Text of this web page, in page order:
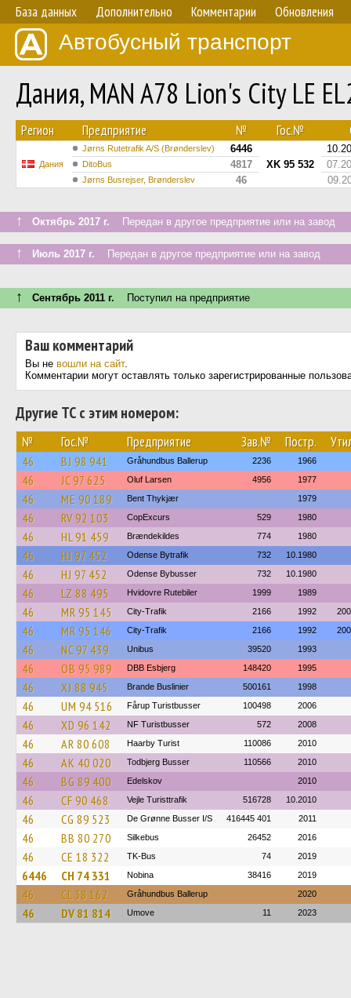
База данных Дополнительно Комментарии Обновления
Автобусный транспорт
Дания, MAN A78 Lion's City LE
Регион Предприятие № Гос.№
Дания
Jørns Rutetrafik A/S (Brønderslev)
6446
XK 95 532
DitoBus 4817
Jørns Busrejser, Brønderslev 46
↑ Октябрь 2017 г. Передан в другое предприятие или на завод
↑ Июль 2017 г. Передан в другое предприятие или на завод
↑ Сентябрь 2011 г. Поступил на предприятие
Ваш комментарий
Вы не вошли на сайт.
Комментарии могут оставлять только зарегистрированные
Другие ТС с этим номером:
№ Гос.№ Предприятие Зав.№ Постр.
46 BJ 98 941 Gråhundbus Ballerup 2236 1966
46 JC 97 625 Oluf Larsen 4956 1977
46 ME 90 189 Bent Thykjær 1979
46 RV 92 103 CopExcurs 529 1980
46 HL 91 459 Brændekildes 774 1980
46 HJ 97 452 Odense Bytrafik 732 10.1980
46 HJ 97 452 Odense Bybusser 732 10.1980
46 LZ 88 495 Hvidovre Rutebiler 1999 1989
46 MR 95 145 City-Trafik 2166 1992
46 MR 95 146 City-Trafik 2166 1992
46 NC 97 439 Unibus 39520 1993
46 OB 95 989 DBB Esbjerg 148420 1995
46 XJ 88 945 Brande Buslinier 500161 1998
46 UM 94 516 Fårup Turistbusser 100498 2006
46 XD 96 142 NF Turistbusser 572 2008
46 AR 80 608 Haarby Turist 110086 2010
46 AK 40 020 Todbjerg Busser 110566 2010
46 BG 89 400 Edelskov 2010
46 CF 90 468 Vejle Turisttrafik 516728 10.2010
46 CG 89 523 De Grønne Busser I/S 416445 401 2011
46 BB 80 270 Silkebus 26452 2016
46 CE 18 322 TK-Bus 74 2019
6446 CH 74 331 Nobina 38416 2019
46 CL 38 162 Gråhundbus Ballerup 2020
46 DV 81 814 Umove 11 2023